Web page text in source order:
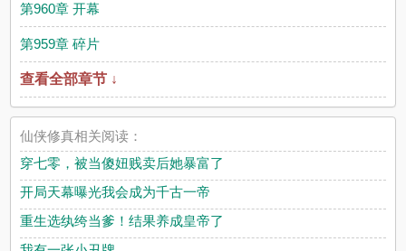
第960章 开幕
第959章 碎片
查看全部章节 ↓
仙侠修真相关阅读：
穿七零，被当傻妞贱卖后她暴富了
开局天幕曝光我会成为千古一帝
重生选纨绔当爹！结果养成皇帝了